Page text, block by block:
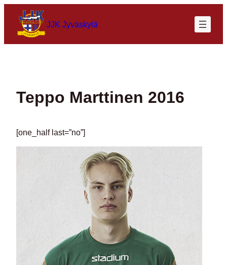
sisältöön
JJK Jyväskylä
Teppo Marttinen 2016
[one_half last=”no”]